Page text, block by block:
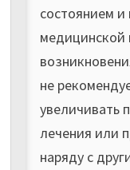
состоянием
не
увеличивать
лечения или
наряду с